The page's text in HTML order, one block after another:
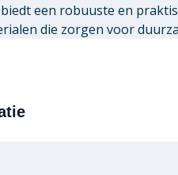
een robuuste en
die zorgen voor